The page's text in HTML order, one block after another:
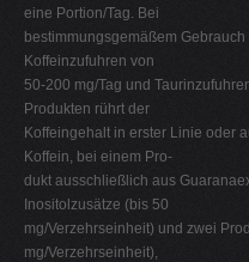
eine Portion/Tag. Bei
bestimmungsgemäßem
Koffeinzufuhren von
50-200 mg/Tag und
Produkten rührt der
Koffeingehalt in erster Linie oder
Koffein, bei einem Pro-
dukt ausschließlich aus
Inositolzusätze (bis 50
mg/Verzehrseinheit) und zwei
mg/Verzehrseinheit),